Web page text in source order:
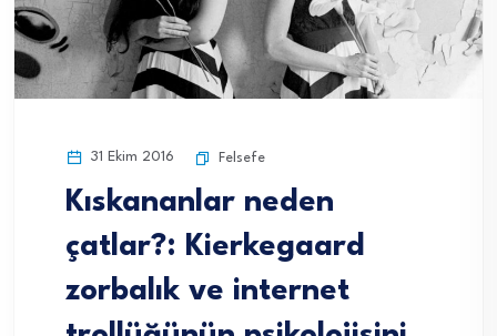
31 Ekim 2016 Felsefe
Kıskananlar neden
çatlar?: Kierkegaard
zorbalık ve internet